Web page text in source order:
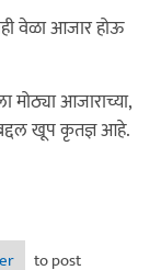
वेळा आजार होऊ
मोठ्या आजाराच्या,
खूप कृतज्ञ आहे.
to post